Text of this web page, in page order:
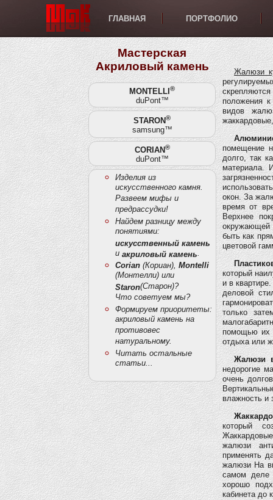
ГЛАВНАЯ ПОРТФОЛИО
Мастерская
Акриловый камень
MONTELLI ®
duPont™
STARON®
samsung™
CORIAN®
duPont™
Изделия из
искусственного камня.
Развеем мифы и
предрассудки!
Найдем разницу между
понятиями:
искусственный камень
и акриловый камень.
Corian(Кориан), Montelli
(Монтелли) или
Staron(Старон)?
Что советуем мы?
Формируем приоритеты:
акриловый камень на
противовес
натуральному.
Читать остальные
статьи...
Жалюзи
положения
видов
помещение
долго, так
материала.
окон. За
время от
Верхнее
быть как
цветовой
который
и в
деловой
только
помощью их
отдыха или
Жалюзи
недорогие
очень
влажность и
который
жалюзи
применять
жалюзи На
самом деле
хорошо
кабинета до